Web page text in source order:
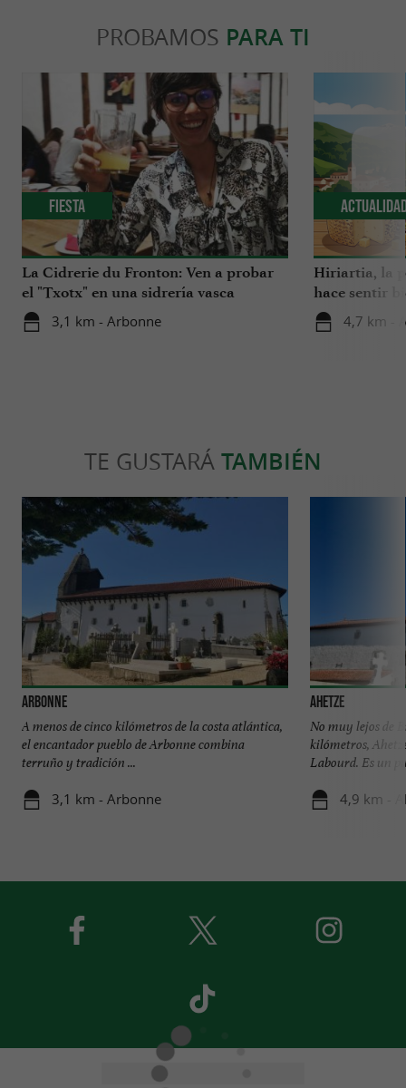
PROBAMOS PARA TI
La Cidrerie du Fronton: Ven a probar
el "Txotx" en una sidrería vasca
3,1 km - Arbonne
Fiesta
Hiriartia, la
hace sentir
4,7 km -
TE GUSTARÁ TAMBIÉN
Arbonne
A menos de cinco kilómetros de la costa atlántica,
el encantador pueblo de Arbonne combina
terruño y tradición ...
3,1 km - Arbonne
Ahetze
No muy lejos de
kilómetros,
Labourd. Es un
4,9 km -